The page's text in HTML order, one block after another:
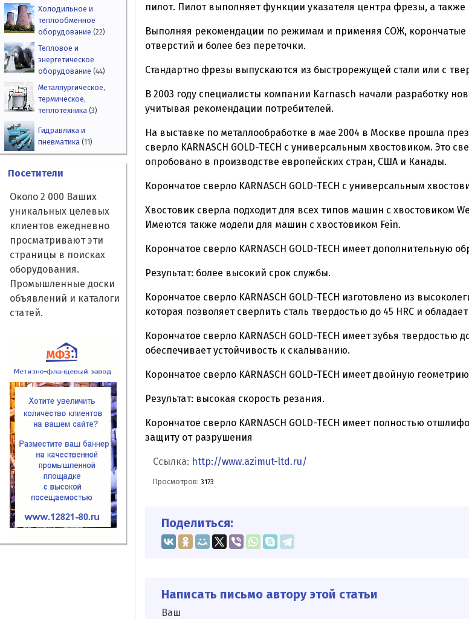
Холодильное и
теплообменное
оборудование(22)
Тепловое и
энергетическое
оборудование(44)
Металлургическое,
термическое,
теплотехника(3)
Гидравлика и
пневматика(11)
Посетители
Около 2 000 Ваших
уникальных целевых
клиентов ежедневно
просматривают эти
страницы в поисках
оборудования.
Промышленные доски
объявлений и каталоги
статей.
пилот. Пилот выполняет функции указателя центра фрезы, а
Выполняя рекомендации по режимам и применяя СОЖ,
отверстий и более без переточки.
Стандартно фрезы выпускаются из быстрорежущей стали или с
В 2003 году специалисты компании Karnasch начали разработку
учитывая рекомендации потребителей.
На выставке по металлообработке в мае 2004 в Москве прошла
сверло KARNASCH GOLD-TECH с универсальным хвостовиком. Это
опробовано в производстве европейских стран, США и Канады.
Корончатое сверло KARNASCH GOLD-TECH с универсальным
Хвостовик сверла подходит для всех типов машин с хвостовиком
Имеются также модели для машин с хвостовиком Fein.
Корончатое сверло KARNASCH GOLD-TECH имеет дополнительную
Результат: более высокий срок службы.
Корончатое сверло KARNASCH GOLD-TECH изготовлено из
которая позволяет сверлить сталь твердостью до 45 HRC и
Корончатое сверло KARNASCH GOLD-TECH имеет зубья твердостью
обеспечивает устойчивость к скалыванию.
Корончатое сверло KARNASCH GOLD-TECH имеет двойную
Результат: высокая скорость резания.
Корончатое сверло KARNASCH GOLD-TECH имеет полностью
защиту от разрушения
Ссылка: http://www.azimut-ltd.ru/
Просмотров:3173
Поделиться:
Написать письмо автору этой статьи
Ваш